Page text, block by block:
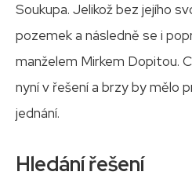
Soukupa. Jelikož bez jejího
pozemek a následně se i
manželem Mirkem Dopitou.
nyní v řešení a brzy by mělo
jednání.
Hledání řešení